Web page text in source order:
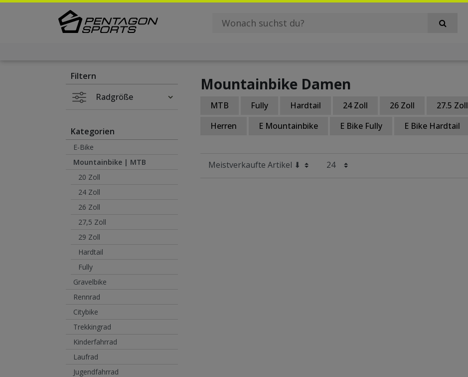
Filtern
Radgröße
Kategorien
E-Bike
Mountainbike | MTB
20 Zoll
24 Zoll
26 Zoll
27,5 Zoll
29 Zoll
Hardtail
Fully
Gravelbike
Rennrad
Citybike
Trekkingrad
Kinderfahrrad
Laufrad
Jugendfahrrad
Mountainbike Damen
MTB Fully Hardtail 24 Zoll 26 Zoll 27.5 Zoll
Herren
E Mountainbike E Bike Fully E Bike Hardtail